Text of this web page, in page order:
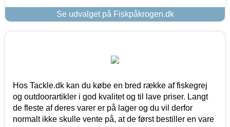
Se udvalget på Fiskpåkrogen.dk
Hos Tackle.dk kan du købe en bred række af fiskegrej
og outdoorartikler i god kvalitet og til lave priser. Langt
de fleste af deres varer er på lager og du vil derfor
normalt ikke skulle vente på, at de først bestiller en vare